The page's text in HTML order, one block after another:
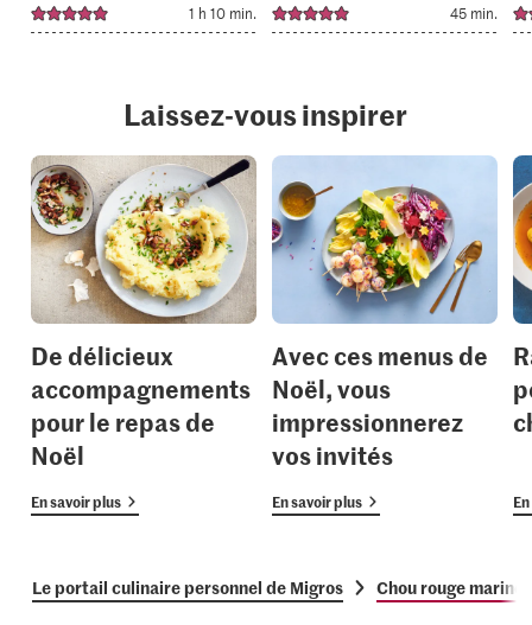
1 h 10 min. 45 min.
Laissez-vous inspirer
De délicieux
accompagnements
pour le repas de
Noël
En savoir plus
Avec ces menus de
Noël, vous
impressionnerez
vos invités
En savoir plus
Le portail culinaire personnel de Migros Chou rouge mariné